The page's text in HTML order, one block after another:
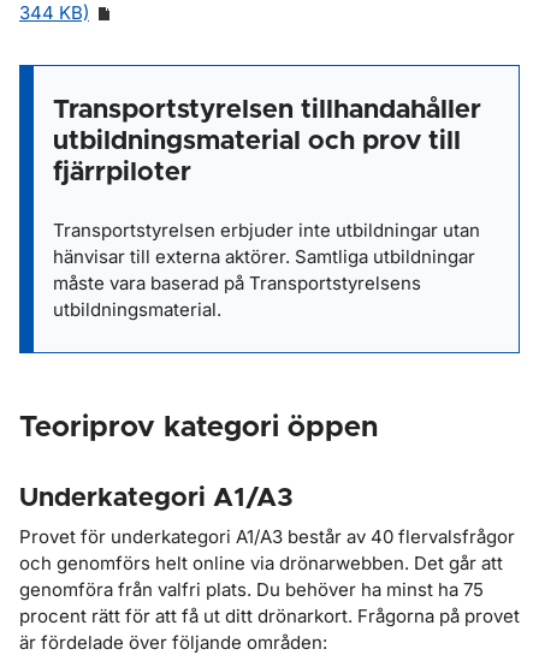
344 KB)
Transportstyrelsen tillhandahåller
utbildningsmaterial och prov till
fjärrpiloter
Transportstyrelsen erbjuder inte utbildningar utan
hänvisar till externa aktörer. Samtliga utbildningar
måste vara baserad på Transportstyrelsens
utbildningsmaterial.
Teoriprov kategori öppen
Underkategori A1/A3
Provet för underkategori A1/A3 består av 40 flervalsfrågor
och genomförs helt online via drönarwebben. Det går att
genomföra från valfri plats. Du behöver ha minst ha 75
procent rätt för att få ut ditt drönarkort. Frågorna på provet
är fördelade över följande områden: